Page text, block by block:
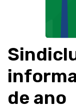
de ano